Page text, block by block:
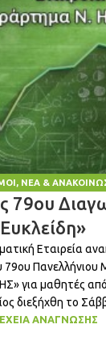
, ΝΈΑ &
79ου
Εταιρεία
Πανελλήνιου
για μαθητές
διεξήχθη το
ΑΝΆΓΝΩΣΗΣ